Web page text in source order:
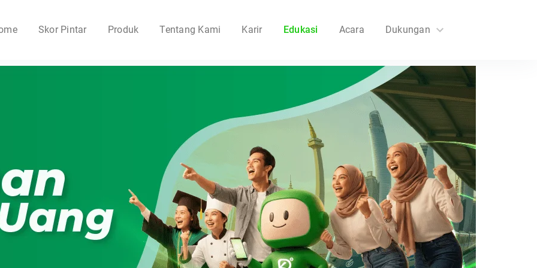
Skor Pintar Produk Tentang Kami Karir Edukasi Acara Dukungan
FAQs
Hubungi Kami